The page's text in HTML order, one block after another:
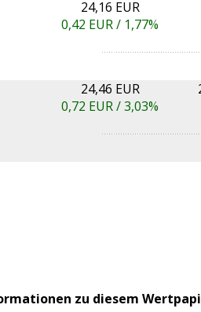
24,16 EUR
0,42 EUR / 1,77%
24,46 EUR
0,72 EUR /3,03%
zu diesem